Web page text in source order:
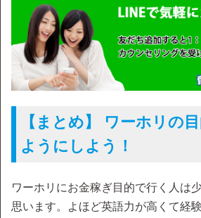
【まとめ】 ワーホリの
ようにしよう！
ワーホリにお金稼ぎ目的で行く人は
思います。よほど英語力が高くて経